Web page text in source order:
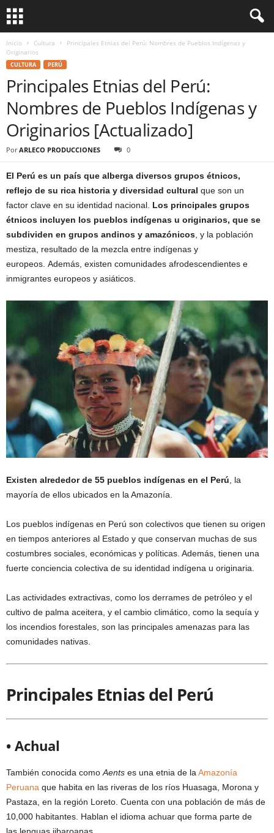
Inicio Cultura
Principales Etnias del Perú: Nombres de Pueblos Indígenas y
Originarios
CULTURA PERÚ
Principales Etnias del Perú:
Nombres de Pueblos Indígenas y
Originarios [Actualizado]
Por ARLECO PRODUCCIONES 0
El Perú es un país que alberga diversos grupos étnicos,
reflejo de su rica historia y diversidad cultural que son un
factor clave en su identidad nacional. Los principales grupos
étnicos incluyen los pueblos indígenas u originarios, que se
subdividen en grupos andinos y amazónicos , y la población
mestiza, resultado de la mezcla entre indígenas y
europeos. Además, existen comunidades afrodescendientes e
inmigrantes europeos y asiáticos.
Existen alrededor de 55 pueblos indígenas en el Perú , la
mayoría de ellos ubicados en la Amazonía.
Los pueblos indígenas en Perú son colectivos que tienen su origen
en tiempos anteriores al Estado y que conservan muchas de sus
costumbres sociales, económicas y políticas. Además, tienen una
fuerte conciencia colectiva de su identidad indígena u originaria.
Las actividades extractivas, como los derrames de petróleo y el
cultivo de palma aceitera, y el cambio climático, como la sequía y
los incendios forestales, son las principales amenazas para las
comunidades nativas.
Principales Etnias del Perú
• Achual
También conocida como Aents es una etnia de la Amazonía
Peruana que habita en las riveras de los ríos Huasaga, Morona y
Pastaza, en la región Loreto. Cuenta con una población de más de
10,000 habitantes. Hablan el idioma achuar que forma parte de
las lenguas jibaroanas.